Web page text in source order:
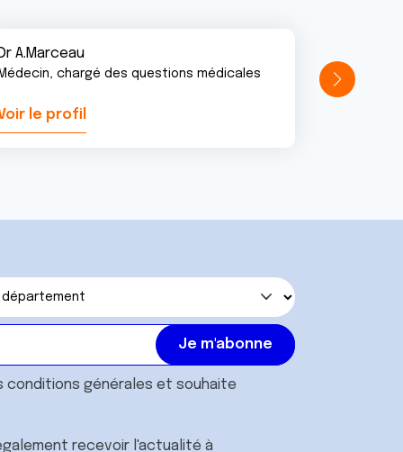
A.Marceau
chargé des questions médicales
le profil
conditions générales et souhaite
recevoir l'actualité à